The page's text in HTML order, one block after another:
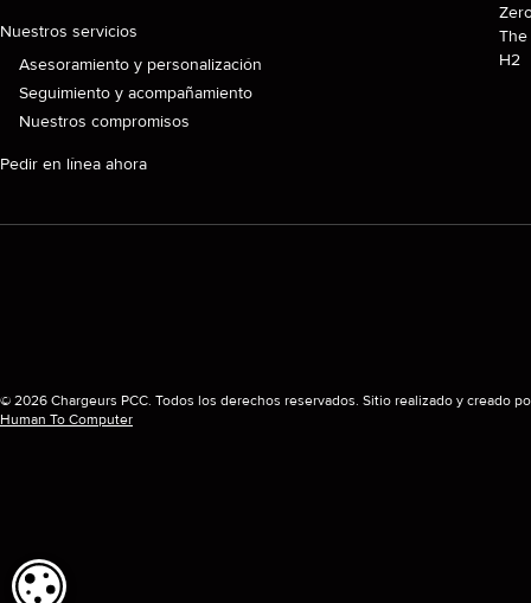
Nuestros servicios
Asesoramiento y personalización
Seguimiento y acompañamiento
Nuestros compromisos
Pedir en línea ahora
H2
© 2026 Chargeurs PCC. Todos los derechos reservados. Sitio realizado y creado
Human To Computer
CONFIGURACIÓN DE COOKIES